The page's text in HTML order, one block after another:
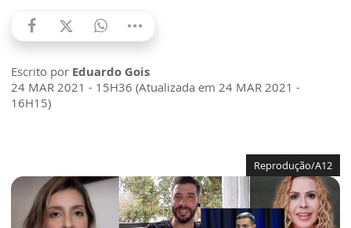
Escrito por Eduardo Gois
24 MAR 2021 - 15H36 (Atualizada em 24 MAR 2021 -
16H15)
Reprodução/A12